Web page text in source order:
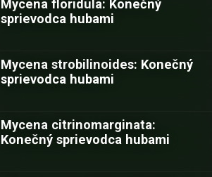
Mycena floridula: Konečný
sprievodca hubami
Mycena strobilinoides: Konečný
sprievodca hubami
Mycena citrinomarginata:
Konečný sprievodca hubami